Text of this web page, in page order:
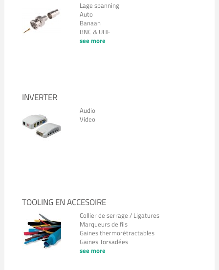
Lage spanning
Auto
Banaan
BNC & UHF
see more
INVERTER
Audio
Video
TOOLING EN ACCESOIRE
Collier de serrage / Ligatures
Marqueurs de fils
Gaines thermorétractables
Gaines Torsadées
see more